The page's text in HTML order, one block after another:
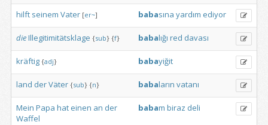
hilft seinem Vater [er~] babasına yardım ediyor
dieIllegitimitätsklage {sub} {f} babalığı red davası
kräftig {adj} babayiğit
land derVäter {sub} {n} babaların vatanı
Mein Papa hat einen an der
Waffel
babam biraz deli